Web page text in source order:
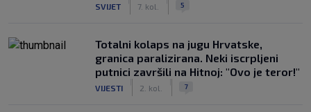
SVIJET 7. kol. 5
Totalni kolaps na jugu Hrvatske,
granica paralizirana. Neki iscrpljeni
putnici završili na Hitnoj: "Ovo je teror!"
VIJESTI 2. kol. 7